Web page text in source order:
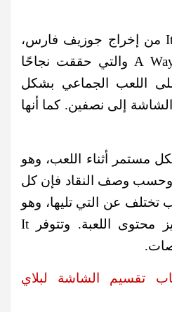
تأتي لعبة It Takes Two من إخراج جوزيف فارس،
وهو مخرج لعبة A Way Out والتي حققت نجاحًا
على اللعب الجماعي بشكل
إلى نصفين. كما أنها
مستمر أثناء اللعب، وهو
وحسب وصف النقاد فإن كل
عن التي تليها، وهو
ما يدل على مدى تميز محتوى اللعبة. وتتوفر It
تقسيم الشاشة لبلاي